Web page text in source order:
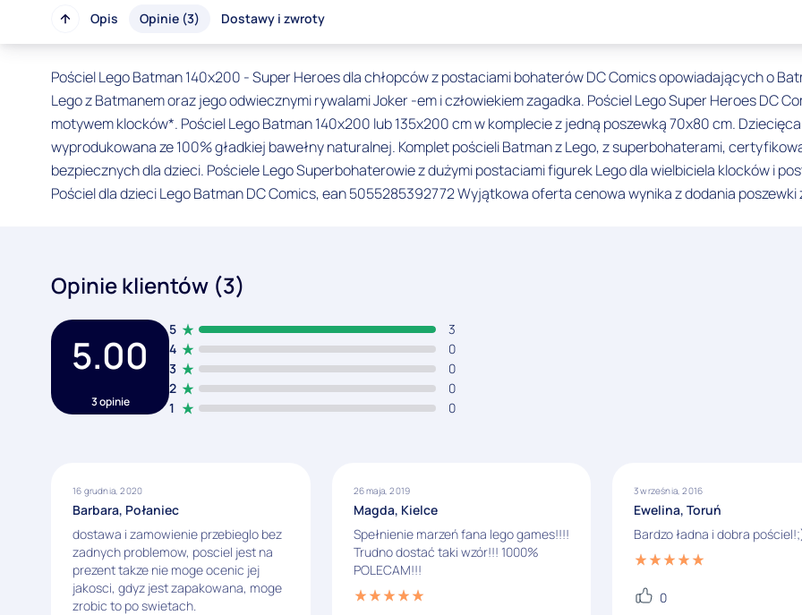
Opis Opinie (3) Dostawy i zwroty
Pościel Lego Batman 140x200 - Super Heroes dla chłopców z postaciami bohaterów DC Comics opowiadających o
Lego z Batmanem oraz jego odwiecznymi rywalami Joker -em i człowiekiem zagadka. Pościel Lego Super Heroes DC
motywem klocków*. Pościel Lego Batman 140x200 lub 135x200 cm w komplecie z jedną poszewką 70x80 cm.
wyprodukowana ze 100% gładkiej bawełny naturalnej. Komplet pościeli Batman z Lego, z superbohaterami,
bezpiecznych dla dzieci. Pościele Lego Superbohaterowie z dużymi postaciami figurek Lego dla wielbiciela klocków i
Pościel dla dzieci Lego Batman DC Comics, ean 5055285392772 Wyjątkowa oferta cenowa wynika z dodania
Opinie klientów (3)
5.00
3 opinie 1 0
2 0
3 0
4 0
5 3
16 grudnia, 2020
Barbara, Połaniec
dostawa i zamowienie przebieglo bez
zadnych problemow, posciel jest na
prezent takze nie moge ocenic jej
jakosci, gdyz jest zapakowana, moge
zrobic to po swietach.
26 maja, 2019
Magda, Kielce
Spełnienie marzeń fana lego games!!!!
Trudno dostać taki wzór!!! 1000%
POLECAM!!!
3 września, 2016
Ewelina, Toruń
Bardzo ładna i dobra
0